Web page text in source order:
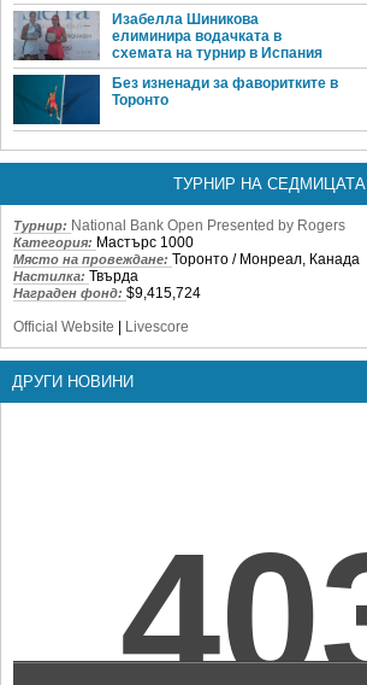
Изабелла Шиникова
елиминира водачката в
схемата на турнир в Испания
Без изненади за фаворитките в
Торонто
ТУРНИР НА СЕДМИЦАТА
Турнир: National Bank Open Presented by Rogers
Категория: Мастърс 1000
Място на провеждане: Торонто / Монреал, Канада
Настилка: Твърда
Награден фонд: $9,415,724
Official Website | Livescore
ДРУГИ НОВИНИ